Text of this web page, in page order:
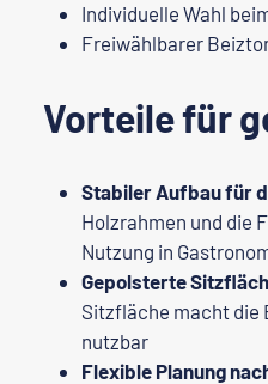
Individuelle Wahl
Freiwählbarer
Vorteile für
Stabiler Aufbau für
Holzrahmen und die
Nutzung in
Gepolsterte
Sitzfläche macht die
nutzbar
Flexible Planung